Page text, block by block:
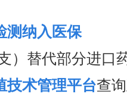
测纳入医保
）替代部分进口
技术管理平台查